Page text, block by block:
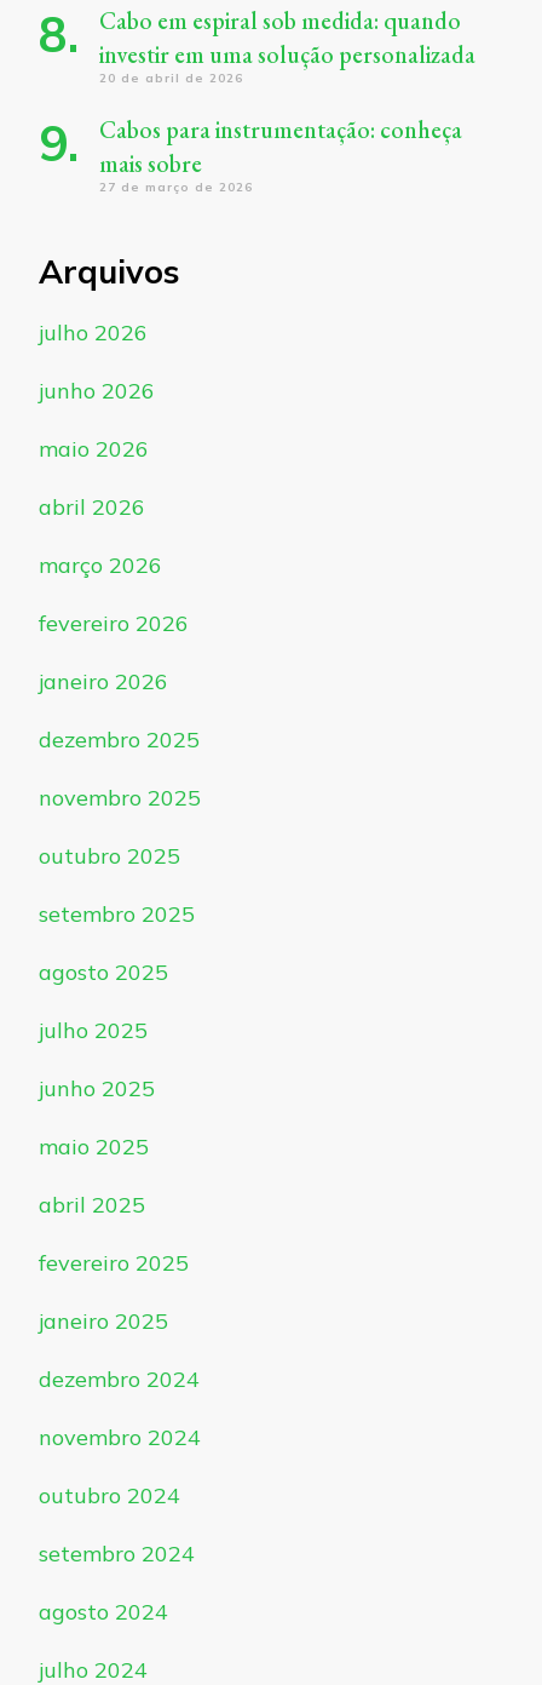
Cabo em espiral sob medida: quando
investir em uma solução personalizada
20 de abril de 2026
Cabos para instrumentação: conheça
mais sobre
27 de março de 2026
Arquivos
julho 2026
junho 2026
maio 2026
abril 2026
março 2026
fevereiro 2026
janeiro 2026
dezembro 2025
novembro 2025
outubro 2025
setembro 2025
agosto 2025
julho 2025
junho 2025
maio 2025
abril 2025
fevereiro 2025
janeiro 2025
dezembro 2024
novembro 2024
outubro 2024
setembro 2024
agosto 2024
julho 2024